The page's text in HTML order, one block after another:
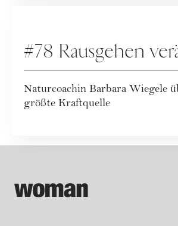
#78 Rausgehen
Naturcoachin Barbara Wiegele
größte Kraftquelle